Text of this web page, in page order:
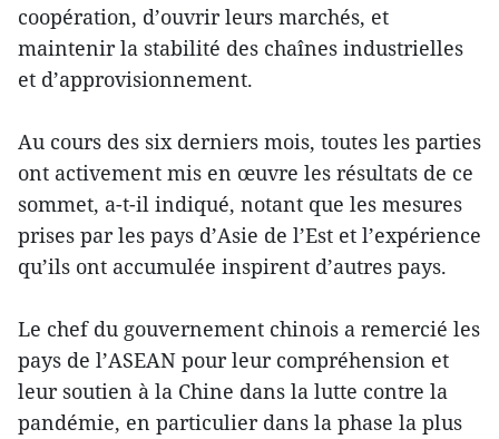
coopération, d’ouvrir leurs marchés, et
maintenir la stabilité des chaînes industrielles
et d’approvisionnement.
Au cours des six derniers mois, toutes les parties
ont activement mis en œuvre les résultats de ce
sommet, a-t-il indiqué, notant que les mesures
prises par les pays d’Asie de l’Est et l’expérience
qu’ils ont accumulée inspirent d’autres pays.
Le chef du gouvernement chinois a remercié les
pays de l’ASEAN pour leur compréhension et
leur soutien à la Chine dans la lutte contre la
pandémie, en particulier dans la phase la plus